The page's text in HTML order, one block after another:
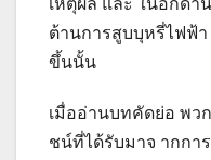
ต้านการสูบบุหรี่ไฟฟ้
ขึ้นนั้น
เมื่ออ่านบทคัดย่อ พว
ชน์ที่ได้รับมาจ ากกา